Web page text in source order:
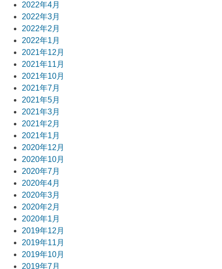
2022年4月
2022年3月
2022年2月
2022年1月
2021年12月
2021年11月
2021年10月
2021年7月
2021年5月
2021年3月
2021年2月
2021年1月
2020年12月
2020年10月
2020年7月
2020年4月
2020年3月
2020年2月
2020年1月
2019年12月
2019年11月
2019年10月
2019年7月